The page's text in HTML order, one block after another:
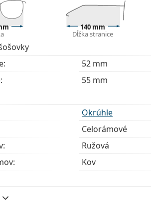
s originálnym puzdrom.
ktorá je súčasťou balenia, je ideálna
namiesto handričky obsahovať
pomôcku. Pred použitím si
140 mm
Dĺžka stranice
52 mm
55 mm
Okrúhle
Celorámové
Ružová
Kov